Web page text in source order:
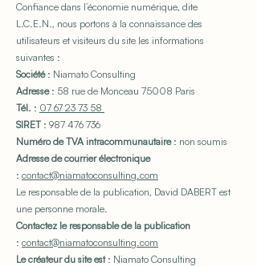
Confiance dans l’économie numérique, dite
L.C.E.N., nous portons à la connaissance des
utilisateurs et visiteurs du site les informations
suivantes :
Société: Niamato Consulting
Adresse: 58 rue de Monceau 75008 Paris
Tél. : 07 67 23 73 58
SIRET : 987 476 736
Numéro de TVA intracommunautaire: non soumis
Adresse de courrier électronique
: contact@niamatoconsulting.com
Le responsable de la publication, David DABERT est
une personne morale.
Contactez le responsable de la publication
: contact@niamatoconsulting.com
Le créateur du site est: Niamato Consulting